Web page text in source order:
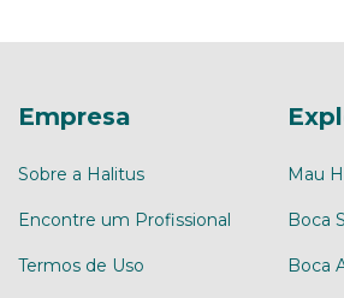
Empresa
Sobre a Halitus
Encontre um Profissional
Termos de Uso
Mau
Boca
Boca